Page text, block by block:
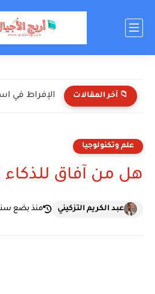
📁 آخر المقالات
علم وتكنولوجيا
هل من آفاق للذكاء
عبد الكريم التزكيني منذ بضع